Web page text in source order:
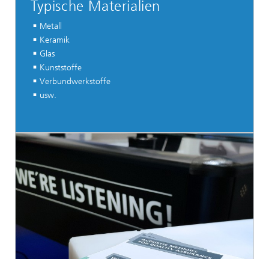
Typische Materialien
Metall
Keramik
Glas
Kunststoffe
Verbundwerkstoffe
usw.